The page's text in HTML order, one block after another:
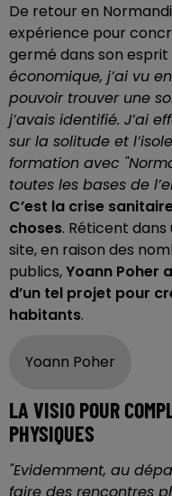
De retour en
expérience pour
germé dans son esprit
économique, j’ai vu
pouvoir trouver une
j’avais identifié. J’ai
sur la solitude et
formation avec
toutes les bases de
C’est la crise
choses. Réticent
site, en raison des
publics,Yoann Poher
d’un tel projet pour
habitants.
Yoann Poher
LA VISIO POUR
PHYSIQUES
"Evidemment, au